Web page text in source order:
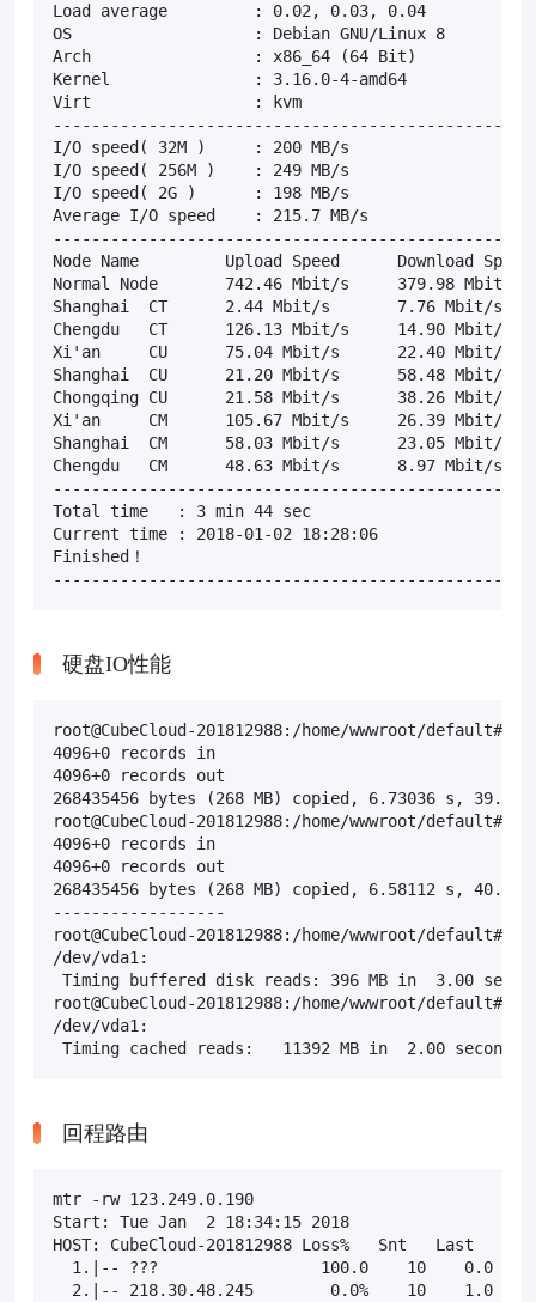
Load average         : 0.02, 0.03, 0.04
OS                   : Debian GNU/Linux 8
Arch                 : x86_64 (64 Bit)
Kernel               : 3.16.0-4-amd64
Virt                 : kvm
I/O speed( 32M )     : 200 MB/s
I/O speed( 256M )    : 249 MB/s
I/O speed( 2G )      : 198 MB/s
Average I/O speed    : 215.7 MB/s
Node Name         Upload Speed      Download
Normal Node       742.46 Mbit/s     379.98 Mbit/s
Shanghai  CT      2.44 Mbit/s       7.76 Mbit/s
Chengdu   CT      126.13 Mbit/s     14.90 Mbit/s
Xi'an     CU      75.04 Mbit/s      22.40 Mbit/s
Shanghai  CU      21.20 Mbit/s      58.48 Mbit/s
Chongqing CU      21.58 Mbit/s      38.26 Mbit/s
Xi'an     CM      105.67 Mbit/s     26.39 Mbit/s
Shanghai  CM      58.03 Mbit/s      23.05 Mbit/s
Chengdu   CM      48.63 Mbit/s      8.97 Mbit/s
Total time   : 3 min 44 sec
Current time : 2018-01-02 18:28:06
Finished！
硬盘IO性能
root@CubeCloud-201812988:/home/wwwroot/
4096+0 records in
4096+0 records out
268435456 bytes (268 MB) copied, 6.73036 s, 39.9
root@CubeCloud-201812988:/home/wwwroot/
4096+0 records in
4096+0 records out
268435456 bytes (268 MB) copied, 6.58112 s, 40.8
------------------
root@CubeCloud-201812988:/home/wwwroot/default#
/dev/vda1:
Timing buffered disk reads: 396 MB in  3.00
root@CubeCloud-201812988:/home/wwwroot/default#
/dev/vda1:
Timing cached reads:   11392 MB in  2.00 seconds
回程路由
mtr -rw 123.249.0.190
Start: Tue Jan  2 18:34:15 2018
HOST: CubeCloud-201812988 Loss%   Snt   Last
1.|-- ???                 100.0    10    0.0
2.|-- 218.30.48.245        0.0%    10    1.0